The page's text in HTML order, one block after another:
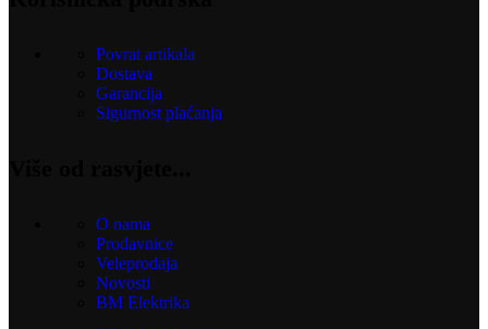
Povrat artikala
Dostava
Garancija
Sigurnost plaćanja
O nama
Prodavnice
Veleprodaja
Novosti
BM Elektrika